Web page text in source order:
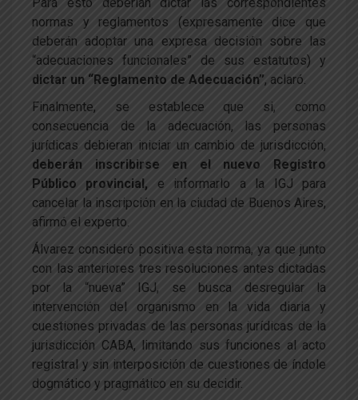
normas y reglamentos (expresamente dice que
deberán adoptar una expresa decisión sobre las
“adecuaciones funcionales” de sus estatutos) y
dictar un “Reglamento de Adecuación”, aclaró.
Finalmente, se establece que si, como
consecuencia de la adecuación, las personas
jurídicas debieran iniciar un cambio de jurisdicción,
deberán inscribirse en el nuevo Registro
Público provincial, e informarlo a la IGJ para
cancelar la inscripción en la ciudad de Buenos Aires,
afirmó el experto.
Álvarez consideró positiva esta norma, ya que junto
con las anteriores tres resoluciones antes dictadas
por la “nueva” IGJ, se busca desregular la
intervención del organismo en la vida diaria y
cuestiones privadas de las personas jurídicas de la
jurisdicción CABA, limitando sus funciones al acto
registral y sin interposición de cuestiones de índole
dogmático y pragmático en su decidir.